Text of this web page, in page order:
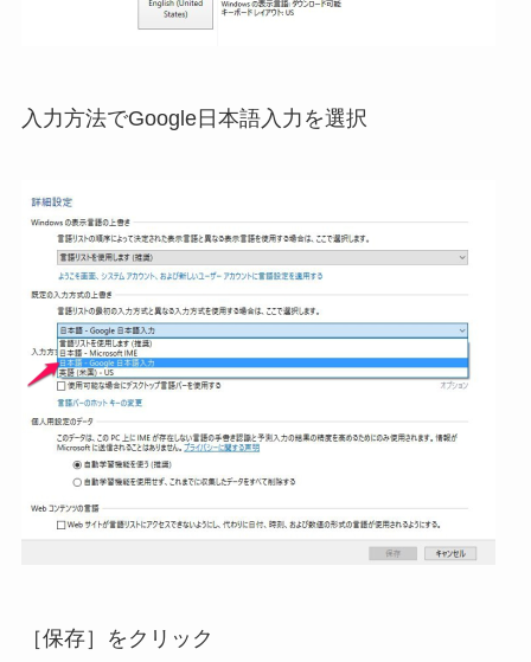
入力方法でGoogle日本語入力を選択
［保存］をクリック